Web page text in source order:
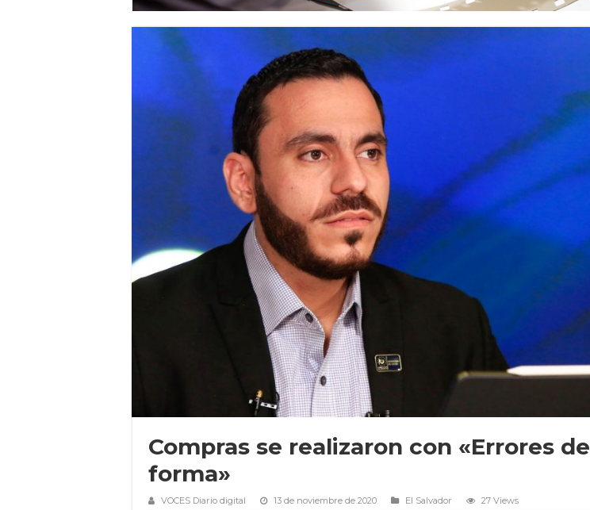
Compras se realizaron con «Errores de
forma»
VOCES Diario digital 13 de noviembre de 2020 El Salvador 27 Views